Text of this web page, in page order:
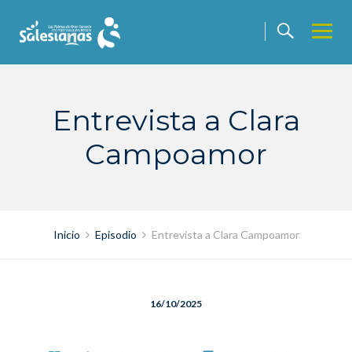
contenido
Entrevista a Clara
Campoamor
Inicio Episodio Entrevista a Clara Campoamor
16/10/2025